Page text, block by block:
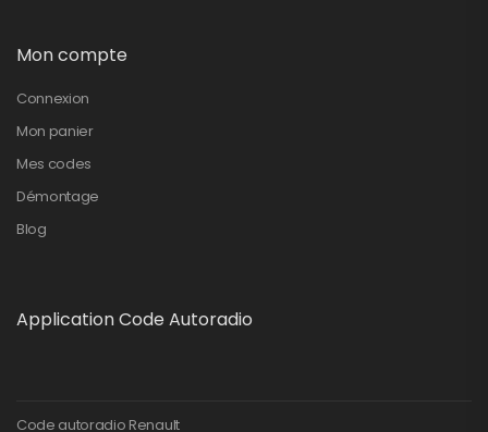
Mon compte
Connexion
Mon panier
Mes codes
Démontage
Blog
Application Code Autoradio
Code autoradio Renault